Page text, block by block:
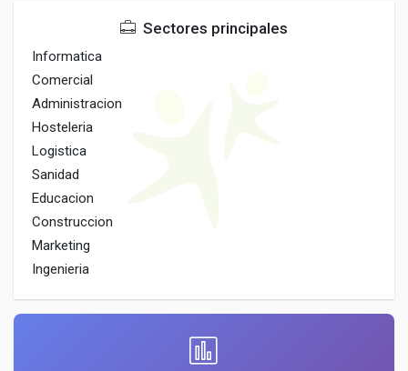
Sectores principales
Informatica
Comercial
Administracion
Hosteleria
Logistica
Sanidad
Educacion
Construccion
Marketing
Ingenieria